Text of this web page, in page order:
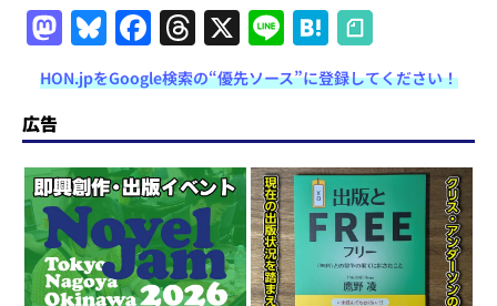
M
a
st
o
d
o
n
Bl
u
e
s
k
y
F
a
c
e
b
o
o
k
T
h
re
a
d
s
X Li
n
e
H
at
e
n
a
HON.jpをGoogle検索の“優先ソース”に登録してください！
広告